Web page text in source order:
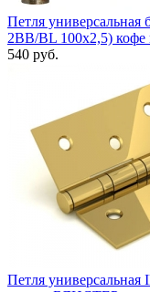
Петля универсальная
2BB/BL 100x2,5)
540 руб.
Петля